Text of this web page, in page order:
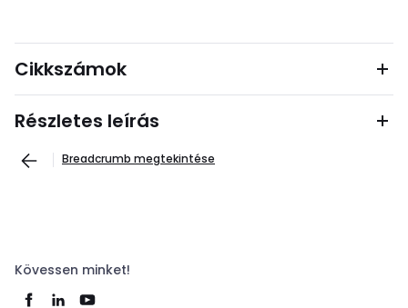
Cikkszámok
Részletes leírás
Breadcrumb megtekintése
Kövessen minket!